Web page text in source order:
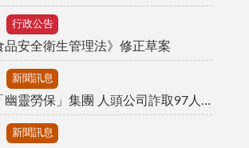
行政公告
品安全衛生管理法》修正草案
新聞訊息
移民署破獲「幽靈勞保」集團 人頭公司詐取97人次移工配額 不法獲利近700萬元
新聞訊息